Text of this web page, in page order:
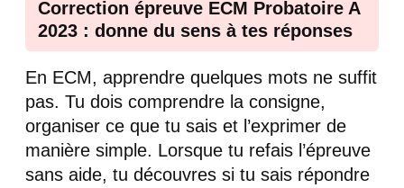
Correction épreuve ECM Probatoire A
2023 : donne du sens à tes réponses
En ECM, apprendre quelques mots ne suffit
pas. Tu dois comprendre la consigne,
organiser ce que tu sais et l’exprimer de
manière simple. Lorsque tu refais l’épreuve
sans aide, tu découvres si tu sais répondre